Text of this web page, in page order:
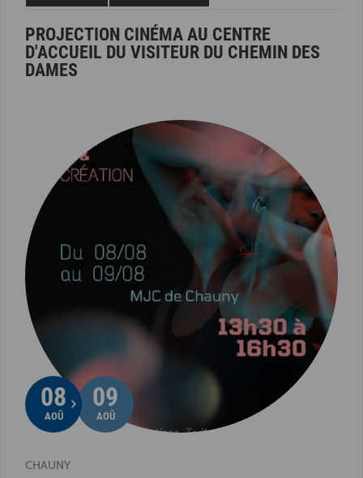
PROJECTION CINÉMA AU CENTRE
D'ACCUEIL DU VISITEUR DU CHEMIN DES
DAMES
08
AOÛ
09
AOÛ
CHAUNY